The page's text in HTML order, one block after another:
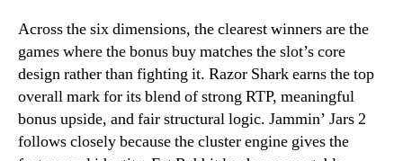
Across the six dimensions, the clearest winners are the
games where the bonus buy matches the slot’s core
design rather than fighting it. Razor Shark earns the top
overall mark for its blend of strong RTP, meaningful
bonus upside, and fair structural logic. Jammin’ Jars 2
follows closely because the cluster engine gives the